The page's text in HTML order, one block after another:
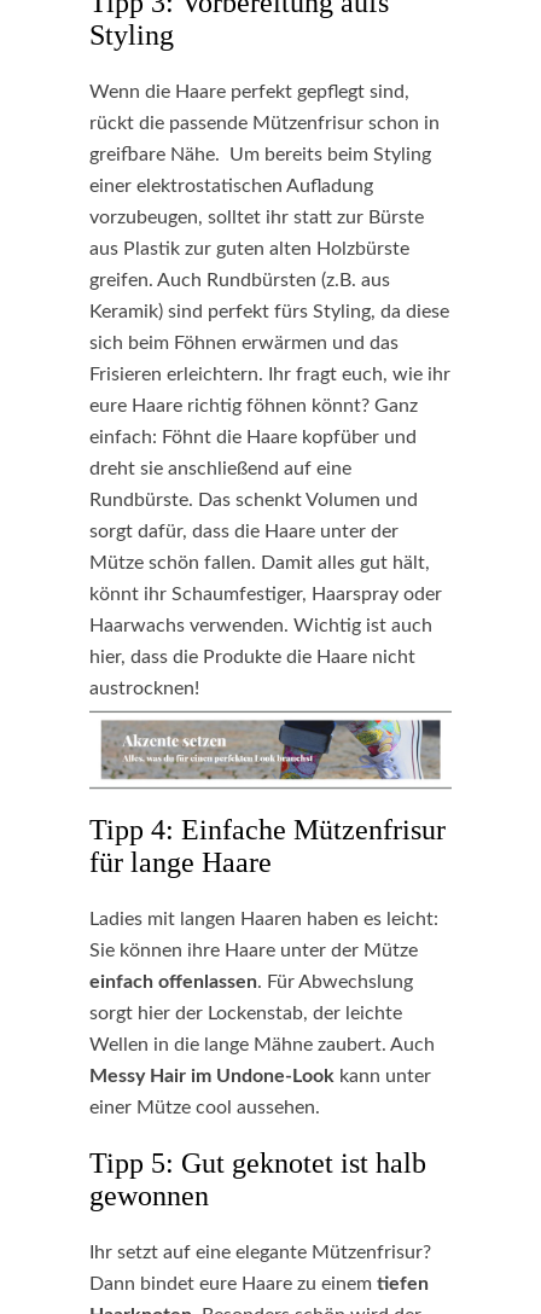
Styling
Wenn die Haare perfekt gepflegt sind,
rückt die passende Mützenfrisur schon in
greifbare Nähe. Um bereits beim Styling
einer elektrostatischen Aufladung
vorzubeugen, solltet ihr statt zur Bürste
aus Plastik zur guten alten Holzbürste
greifen. Auch Rundbürsten (z.B. aus
Keramik) sind perfekt fürs Styling, da diese
sich beim Föhnen erwärmen und das
Frisieren erleichtern. Ihr fragt euch, wie ihr
eure Haare richtig föhnen könnt? Ganz
einfach: Föhnt die Haare kopfüber und
dreht sie anschließend auf eine
Rundbürste. Das schenkt Volumen und
sorgt dafür, dass die Haare unter der
Mütze schön fallen. Damit alles gut hält,
könnt ihr Schaumfestiger, Haarspray oder
Haarwachs verwenden. Wichtig ist auch
hier, dass die Produkte die Haare nicht
austrocknen!
Tipp 4: Einfache Mützenfrisur
für lange Haare
Ladies mit langen Haaren haben es leicht:
Sie können ihre Haare unter der Mütze
einfach offenlassen. Für Abwechslung
sorgt hier der Lockenstab, der leichte
Wellen in die lange Mähne zaubert. Auch
Messy Hair im Undone-Look kann unter
einer Mütze cool aussehen.
Tipp 5: Gut geknotet ist halb
gewonnen
Ihr setzt auf eine elegante Mützenfrisur?
Dann bindet eure Haare zu einem tiefen